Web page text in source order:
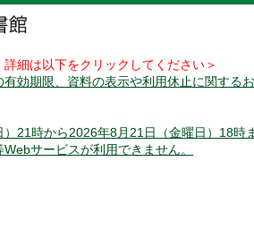
細は以下をクリックしてください＞
有効期限、資料の表示や利用休止に関する
）21時から2026年8月21日（金曜日）18時
サービスが利用できません。